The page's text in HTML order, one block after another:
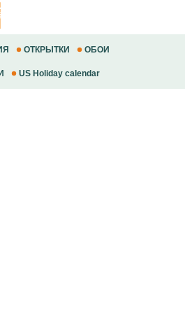
ОТКРЫТКИ ОБОИ
US Holiday calendar